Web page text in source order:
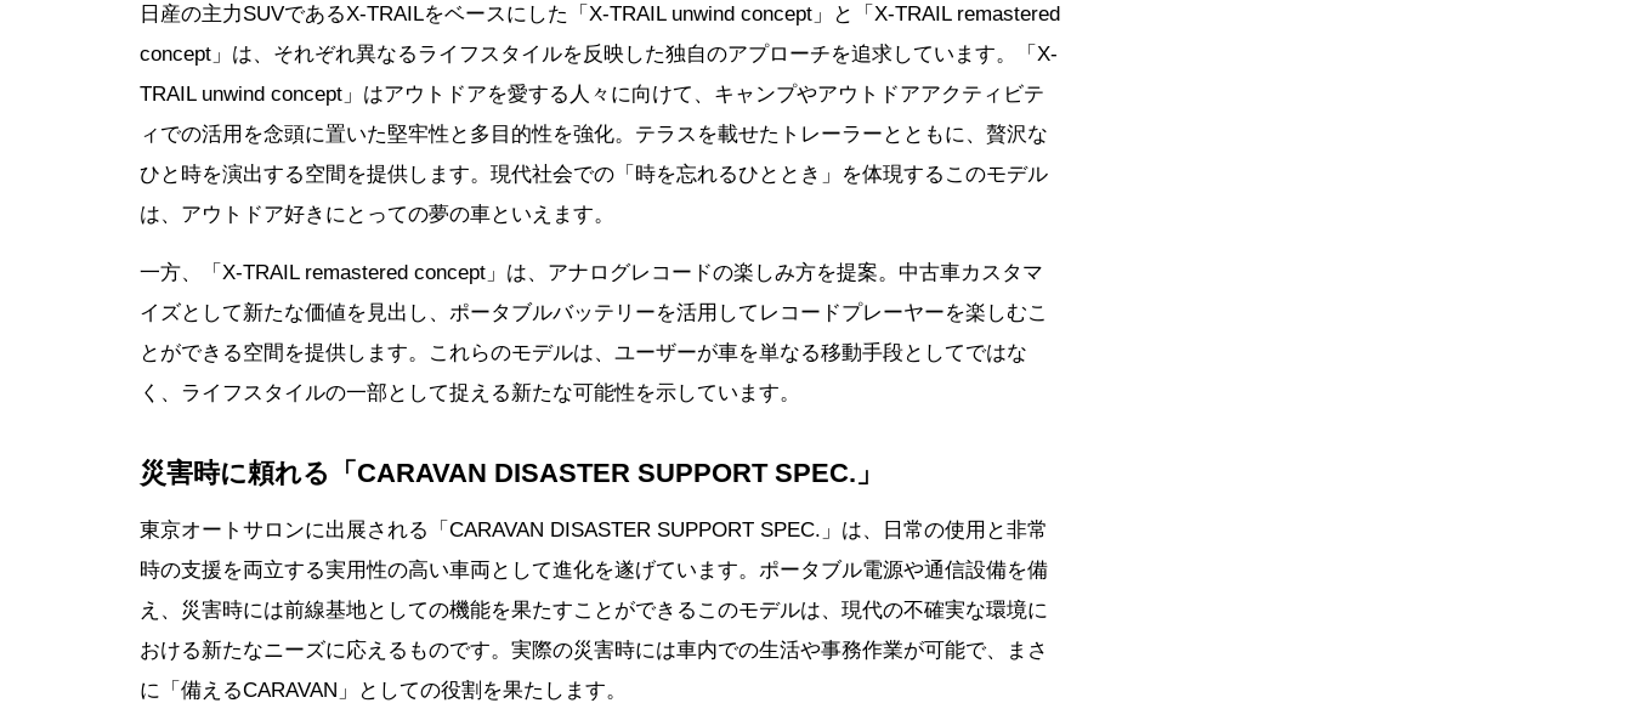
日産の主力SUVであるX-TRAILをベースにした「X-TRAIL unwind concept」と「X-TRAIL remastered
concept」は、それぞれ異なるライフスタイルを反映した独自のアプローチを追求しています。「X-
TRAIL unwind concept」はアウトドアを愛する人々に向けて、キャンプやアウトドアアクティビテ
ィでの活用を念頭に置いた堅牢性と多目的性を強化。テラスを載せたトレーラーとともに、贅沢な
ひと時を演出する空間を提供します。現代社会での「時を忘れるひととき」を体現するこのモデル
は、アウトドア好きにとっての夢の車といえます。
一方、「X-TRAIL remastered concept」は、アナログレコードの楽しみ方を提案。中古車カスタマ
イズとして新たな価値を見出し、ポータブルバッテリーを活用してレコードプレーヤーを楽しむこ
とができる空間を提供します。これらのモデルは、ユーザーが車を単なる移動手段としてではな
く、ライフスタイルの一部として捉える新たな可能性を示しています。
災害時に頼れる「CARAVAN DISASTER SUPPORT SPEC.」
東京オートサロンに出展される「CARAVAN DISASTER SUPPORT SPEC.」は、日常の使用と非常
時の支援を両立する実用性の高い車両として進化を遂げています。ポータブル電源や通信設備を備
え、災害時には前線基地としての機能を果たすことができるこのモデルは、現代の不確実な環境に
おける新たなニーズに応えるものです。実際の災害時には車内での生活や事務作業が可能で、まさ
に「備えるCARAVAN」としての役割を果たします。